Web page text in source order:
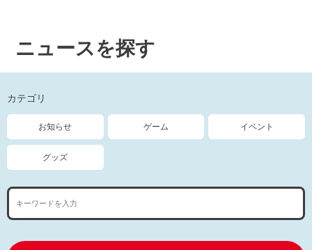
ニュースを探す
カテゴリ
お知らせ ゲーム イベント
グッズ